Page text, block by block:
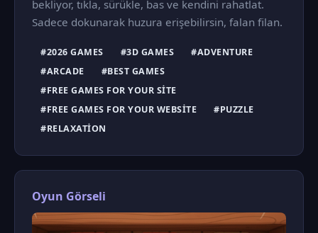
bekliyor, tıkla, sürükle, bas ve kendini rahatlat.
Sadece dokunarak huzura erişebilirsin, falan filan.
#2026 GAMES #3D GAMES
#ADVENTURE
#ARCADE
#BEST GAMES
#FREE GAMES FOR YOUR SITE
#FREE GAMES FOR YOUR WEBSITE
#PUZZLE
#RELAXATION
Oyun Görseli